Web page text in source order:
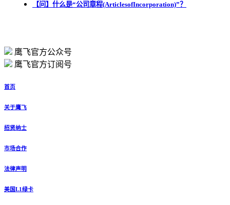
【问】什么是“公司章程(ArticlesofIncorporation)”？
鹰飞官方公众号
鹰飞官方订阅号
首页
关于鹰飞
招贤纳士
市场合作
法律声明
美国L1绿卡